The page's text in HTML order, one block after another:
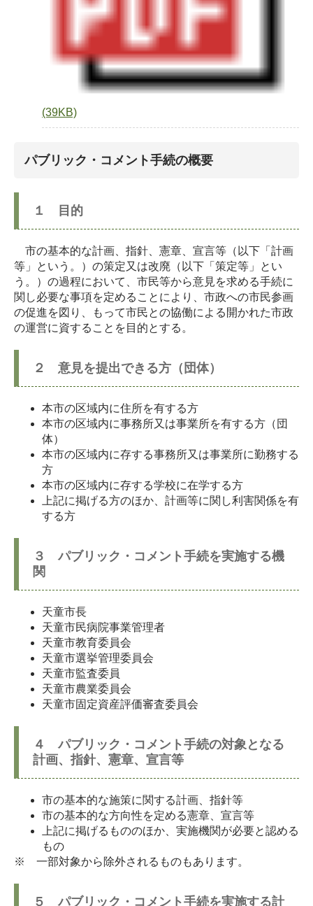
(39KB)
パブリック・コメント手続の概要
１ 目的
市の基本的な計画、指針、憲章、宣言等（以下「計画
等」という。）の策定又は改廃（以下「策定等」とい
う。）の過程において、市民等から意見を求める手続に
関し必要な事項を定めることにより、市政への市民参画
の促進を図り、もって市民との協働による開かれた市政
の運営に資することを目的とする。
２ 意見を提出できる方（団体）
本市の区域内に住所を有する方
本市の区域内に事務所又は事業所を有する方（団
体）
本市の区域内に存する事務所又は事業所に勤務する
方
本市の区域内に存する学校に在学する方
上記に掲げる方のほか、計画等に関し利害関係を有
する方
３ パブリック・コメント手続を実施する機
関
天童市長
天童市民病院事業管理者
天童市教育委員会
天童市選挙管理委員会
天童市監査委員
天童市農業委員会
天童市固定資産評価審査委員会
４ パブリック・コメント手続の対象となる
計画、指針、憲章、宣言等
市の基本的な施策に関する計画、指針等
市の基本的な方向性を定める憲章、宣言等
上記に掲げるもののほか、実施機関が必要と認める
もの
※ 一部対象から除外されるものもあります。
５ パブリック・コメント手続を実施する計